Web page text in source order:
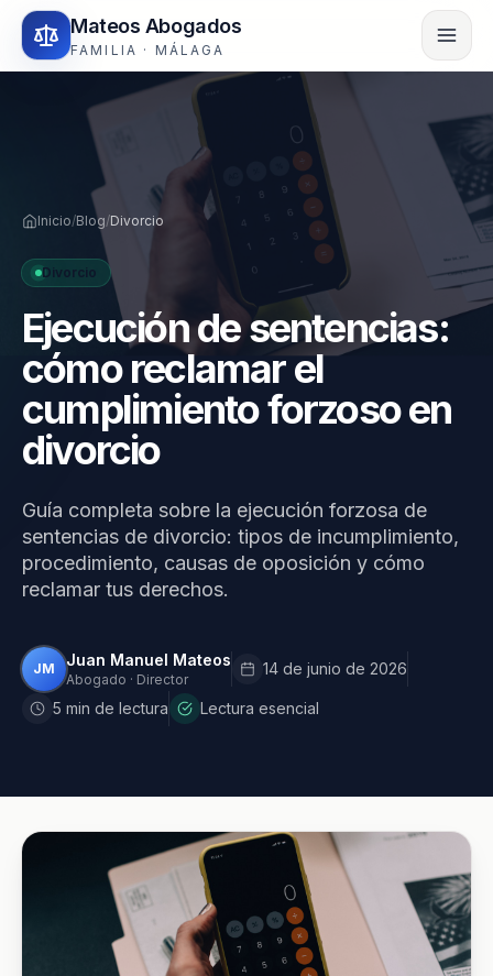
Mateos Abogados
FAMILIA · MÁLAGA
Inicio/Blog/Divorcio
Divorcio
Ejecución de sentencias:
cómo reclamar el
cumplimiento forzoso en
divorcio
Guía completa sobre la ejecución forzosa de
sentencias de divorcio: tipos de incumplimiento,
procedimiento, causas de oposición y cómo
reclamar tus derechos.
JM Juan Manuel Mateos
Abogado · Director
14 de junio de 2026
5 min de lectura Lectura esencial